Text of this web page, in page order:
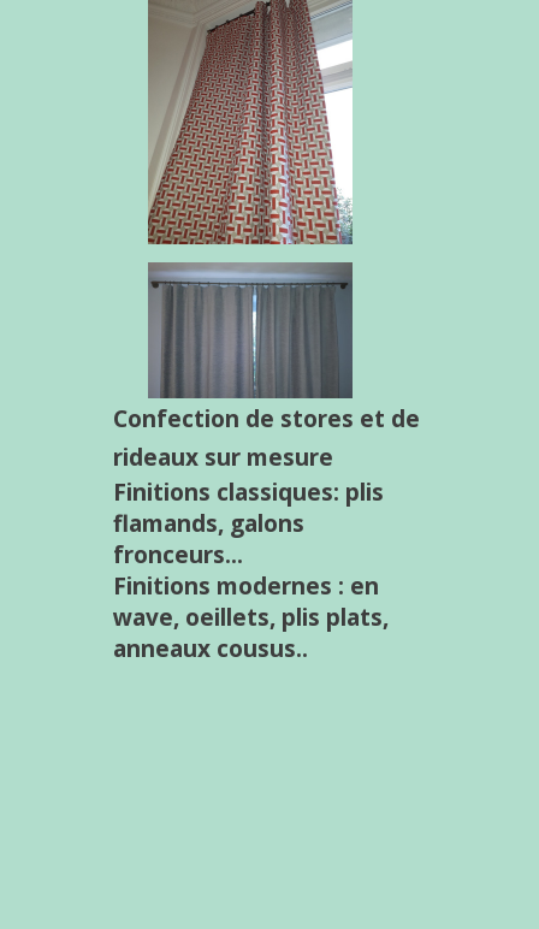
Confection de stores et de
rideaux sur mesure
Finitions classiques: plis
flamands, galons
fronceurs...
Finitions modernes : en
wave, oeillets, plis plats,
anneaux cousus..